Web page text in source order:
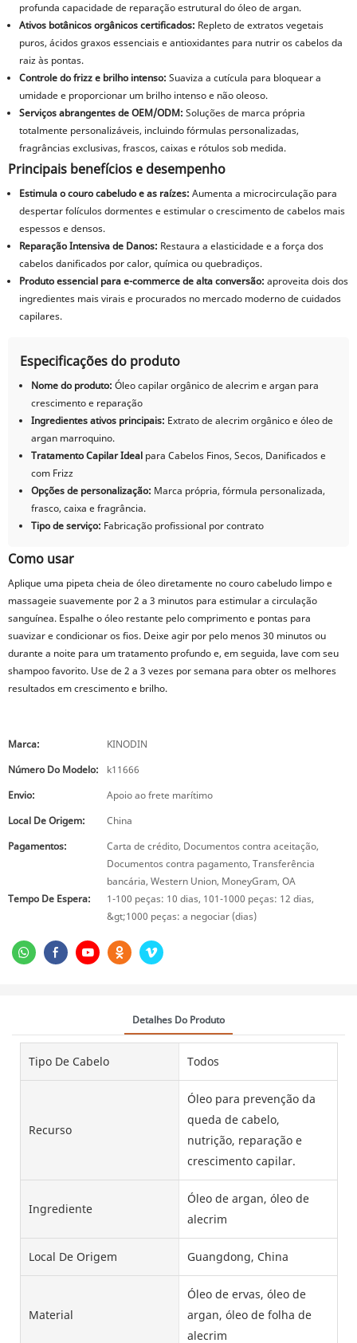
profunda capacidade de reparação estrutural do óleo de argan.
Ativos botânicos orgânicos certificados: Repleto de extratos vegetais
puros, ácidos graxos essenciais e antioxidantes para nutrir os cabelos da
raiz às pontas.
Controle do frizz e brilho intenso: Suaviza a cutícula para bloquear a
umidade e proporcionar um brilho intenso e não oleoso.
Serviços abrangentes de OEM/ODM: Soluções de marca própria
totalmente personalizáveis, incluindo fórmulas personalizadas,
fragrâncias exclusivas, frascos, caixas e rótulos sob medida.
Principais benefícios e desempenho
Estimula o couro cabeludo e as raízes: Aumenta a microcirculação para
despertar folículos dormentes e estimular o crescimento de cabelos mais
espessos e densos.
Reparação Intensiva de Danos: Restaura a elasticidade e a força dos
cabelos danificados por calor, química ou quebradiços.
Produto essencial para e-commerce de alta conversão: aproveita dois dos
ingredientes mais virais e procurados no mercado moderno de cuidados
capilares.
Especificações do produto
Nome do produto: Óleo capilar orgânico de alecrim e argan para
crescimento e reparação
Ingredientes ativos principais: Extrato de alecrim orgânico e óleo de
argan marroquino.
Tratamento Capilar Ideal para Cabelos Finos, Secos, Danificados e
com Frizz
Opções de personalização: Marca própria, fórmula personalizada,
frasco, caixa e fragrância.
Tipo de serviço: Fabricação profissional por contrato
Como usar
Aplique uma pipeta cheia de óleo diretamente no couro cabeludo limpo e
massageie suavemente por 2 a 3 minutos para estimular a circulação
sanguínea. Espalhe o óleo restante pelo comprimento e pontas para
suavizar e condicionar os fios. Deixe agir por pelo menos 30 minutos ou
durante a noite para um tratamento profundo e, em seguida, lave com seu
shampoo favorito. Use de 2 a 3 vezes por semana para obter os melhores
resultados em crescimento e brilho.
Marca:
KINODIN
Número Do Modelo:
k11666
Envio:
Apoio ao frete marítimo
Local De Origem:
China
Pagamentos:
Carta de crédito, Documentos contra aceitação,
Documentos contra pagamento, Transferência
bancária, Western Union, MoneyGram, OA
Tempo De Espera:
1-100 peças: 10 dias, 101-1000 peças: 12 dias,
&gt;1000 peças: a negociar (dias)
Detalhes Do Produto
Tipo De Cabelo Todos
Recurso
Óleo para prevenção da
queda de cabelo,
nutrição, reparação e
crescimento capilar.
Ingrediente
Óleo de argan, óleo de
alecrim
Local De Origem Guangdong, China
Material
Óleo de ervas, óleo de
argan, óleo de folha de
alecrim